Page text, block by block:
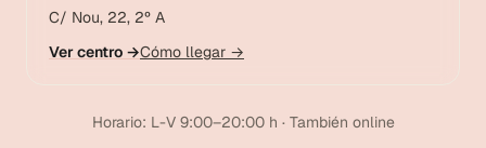
C/ Nou, 22, 2º A
Ver centro →Cómo llegar →
Horario: L-V 9:00–20:00 h · También online